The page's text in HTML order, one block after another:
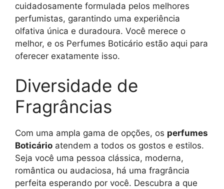
cuidadosamente formulada pelos melhores
perfumistas, garantindo uma experiência
olfativa única e duradoura. Você merece o
melhor, e os Perfumes Boticário estão aqui para
oferecer exatamente isso.
Diversidade de
Fragrâncias
Com uma ampla gama de opções, os perfumes
Boticário atendem a todos os gostos e estilos.
Seja você uma pessoa clássica, moderna,
romântica ou audaciosa, há uma fragrância
perfeita esperando por você. Descubra a que